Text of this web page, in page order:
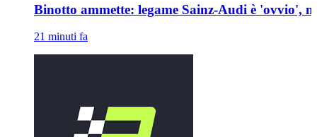
Binotto ammette: legame Sainz-Audi è 'ovvio',
21 minuti fa